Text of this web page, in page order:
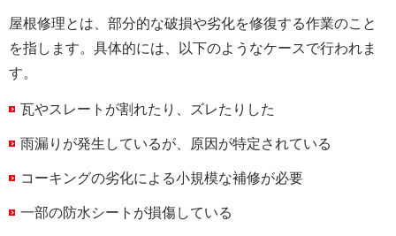
屋根修理とは、部分的な破損や劣化を修復する作業のこと
を指します。具体的には、以下のようなケースで行われま
す。
瓦やスレートが割れたり、ズレたりした
雨漏りが発生しているが、原因が特定されている
コーキングの劣化による小規模な補修が必要
一部の防水シートが損傷している